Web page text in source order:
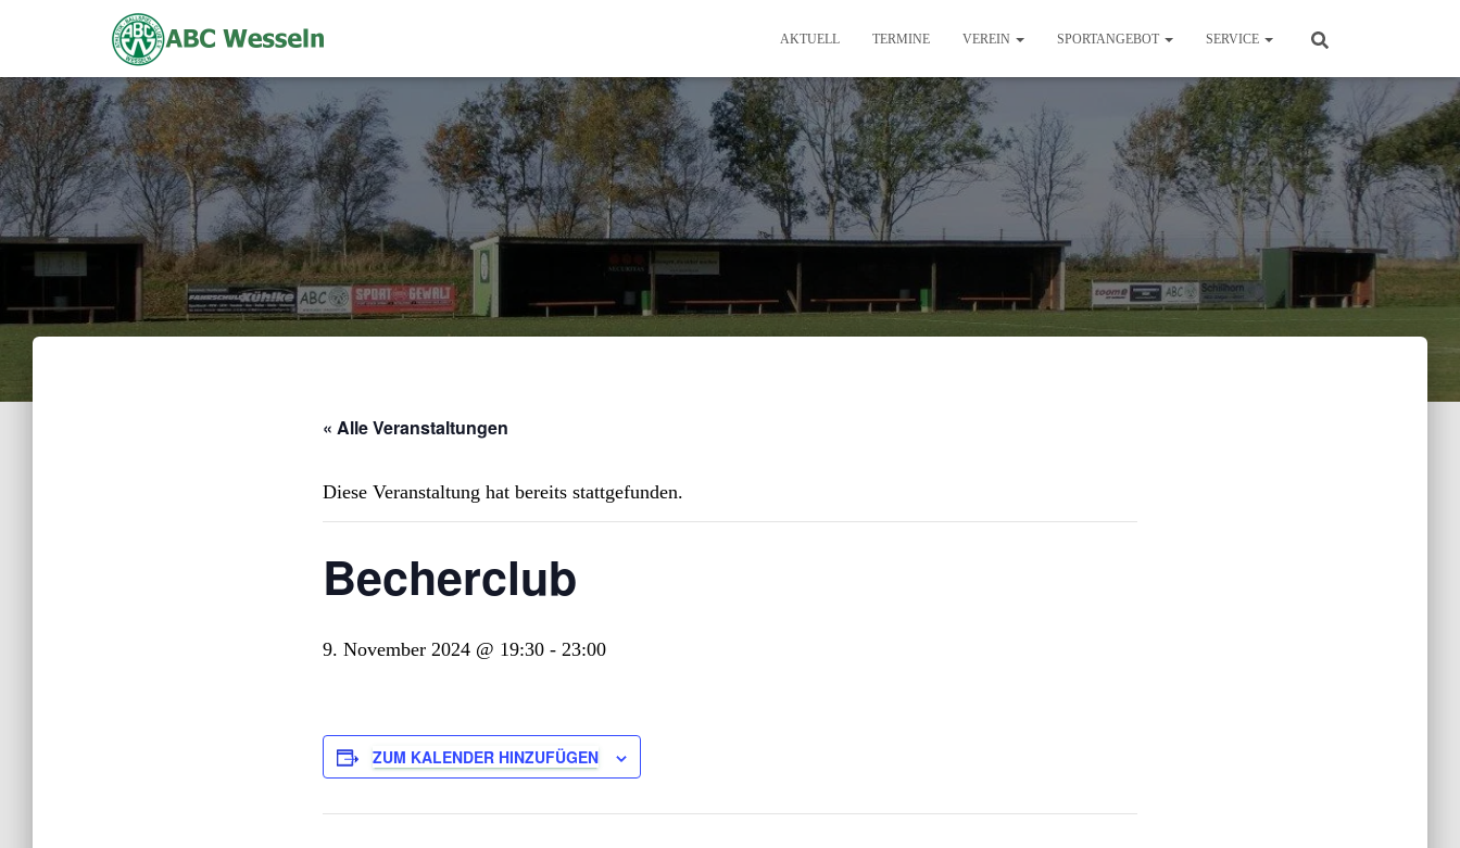
AKTUELL TERMINE VEREIN SPORTANGEBOT SERVICE
« Alle Veranstaltungen
Diese Veranstaltung hat bereits stattgefunden.
Becherclub
9. November 2024 @ 19:30 - 23:00
ZUM KALENDER HINZUFÜGEN